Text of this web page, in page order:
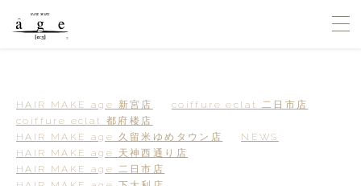
HAIR MAKE age 新宮店
coiffure eclat 二日市店
coiffure eclat 都府楼店
HAIR MAKE age 久留米ゆめタウン店
NEWS
HAIR MAKE age 天神西通り店
HAIR MAKE age 二日市店